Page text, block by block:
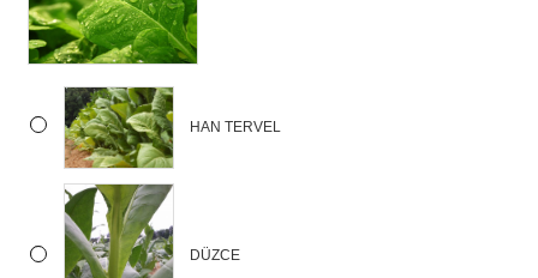
HAN TERVEL
DÜZCE